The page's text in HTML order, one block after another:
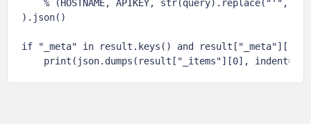
% (HOSTNAME, APIKEY, str(query).replace("'",
).json()
if "_meta" in result.keys() and
print(json.dumps(result["_items"][0], indent=4,